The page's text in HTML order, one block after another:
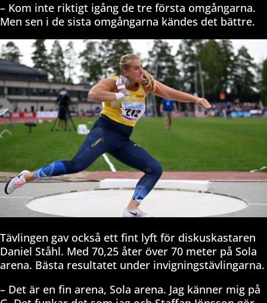
– Kom inte riktigt igång de tre första omgångarna.
Men sen i de sista omgångarna kändes det bättre.
Tävlingen gav också ett fint lyft för diskuskastaren
Daniel Ståhl. Med 70,25 åter över 70 meter på Sola
arena. Bästa resultatet under invigningstävlingarna.
– Det är en fin arena, Sola arena. Jag känner mig på